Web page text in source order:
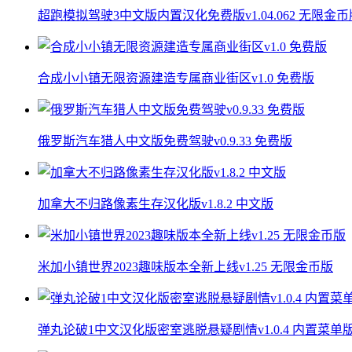
超跑模拟驾驶3中文版内置汉化免费版v1.04.062 无限金币
合成小小镇无限资源建造专属商业街区v1.0 免费版
俄罗斯汽车猎人中文版免费驾驶v0.9.33 免费版
加拿大不归路像素生存汉化版v1.8.2 中文版
米加小镇世界2023趣味版本全新上线v1.25 无限金币版
弹丸论破1中文汉化版密室逃脱悬疑剧情v1.0.4 内置菜单